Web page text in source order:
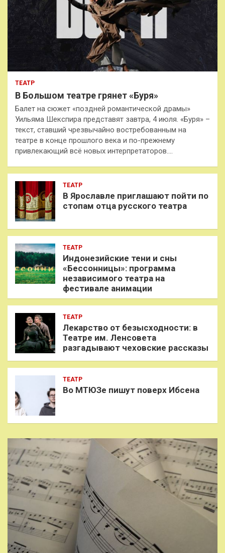
ТЕАТР
В Большом театре грянет «Буря»
Балет на сюжет «поздней романтической драмы»
Уильяма Шекспира представят завтра, 4 июля. «Буря» –
текст, ставший чрезвычайно востребованным на
театре в конце прошлого века и по-прежнему
привлекающий всё новых интерпретаторов.…
ТЕАТР
В Ярославле приглашают пойти по
стопам отца русского театра
ТЕАТР
Индонезийские тени и сны
«Бессонницы»: программа
независимого театра на
фестивале анимации
ТЕАТР
Лекарство от безысходности: в
Театре им. Ленсовета
разгадывают чеховские рассказы
ТЕАТР
Во МТЮЗе пишут поверх Ибсена